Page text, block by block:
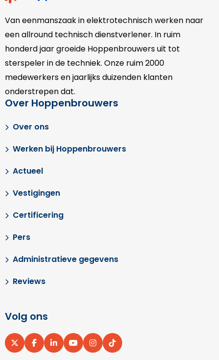
Van eenmanszaak in elektrotechnisch werken naar
een allround technisch dienstverlener. In ruim
honderd jaar groeide Hoppenbrouwers uit tot
sterspeler in de techniek. Onze ruim 2000
medewerkers en jaarlijks duizenden klanten
onderstrepen dat.
Over Hoppenbrouwers
Over ons
Werken bij Hoppenbrouwers
Actueel
Vestigingen
Certificering
Pers
Administratieve gegevens
Reviews
Volg ons
Ga
Ga
Ga
Ga
Ga
Ga